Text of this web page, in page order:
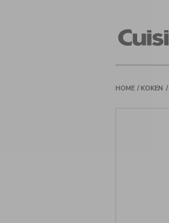
HOME KOKEN